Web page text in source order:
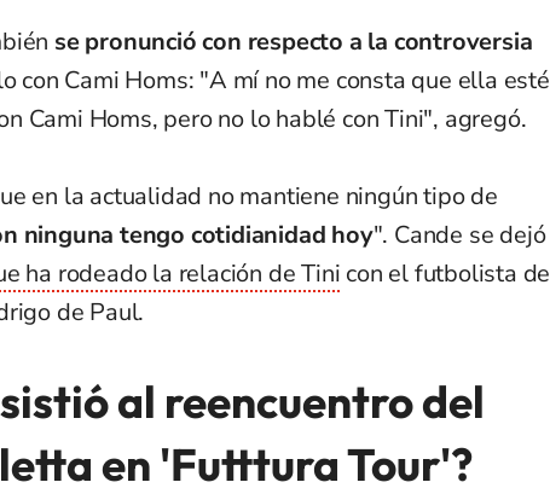
se pronunció con respecto a la controversia
con Cami Homs: "A mí no me consta que ella esté
Cami Homs, pero no lo hablé con Tini", agregó.
en la actualidad no mantiene ningún tipo de
ninguna tengo cotidianidad hoy". Cande se dejó
ha rodeado la relación de Tini con el futbolista de
de Paul.
al reencuentro del
en 'Futttura Tour'?